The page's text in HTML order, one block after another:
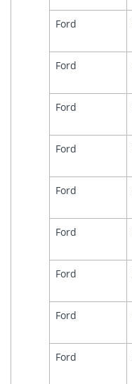
Ford
Ford
Ford
Ford
Ford
Ford
Ford
Ford
Ford